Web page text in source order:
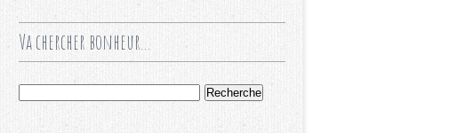
Va chercher bonheur...